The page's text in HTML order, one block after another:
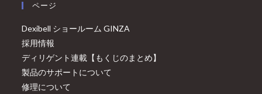
ページ
Dexibell ショールーム GINZA
採用情報
ディリゲント連載【もくじのまとめ】
製品のサポートについて
修理について